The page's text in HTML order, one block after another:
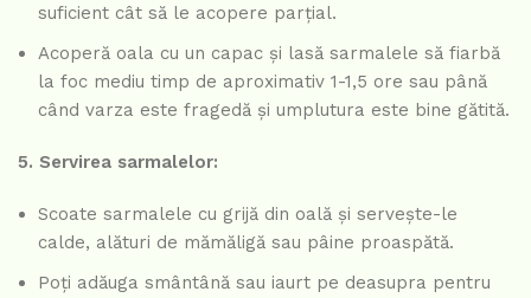
suficient cât să le acopere parțial.
Acoperă oala cu un capac și lasă sarmalele să fiarbă
la foc mediu timp de aproximativ 1-1,5 ore sau până
când varza este fragedă și umplutura este bine gătită.
5. Servirea sarmalelor:
Scoate sarmalele cu grijă din oală și servește-le
calde, alături de mămăligă sau pâine proaspătă.
Poți adăuga smântână sau iaurt pe deasupra pentru